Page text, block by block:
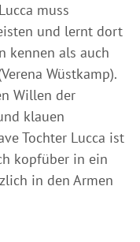
muss
und lernt dort
kennen als auch
Wüstkamp).
Willen der
klauen
Tochter Lucca ist
kopfüber in ein
in den Armen